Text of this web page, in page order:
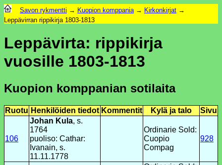
Savon rykmentti → Kuopion komppania→ Kirkonkirjat →
Leppävirran rippikirja 1803-1813
Leppävirta: rippikirja
vuosille 1803-1813
Kuopion komppanian sotilaita
Ruotu Henkilöiden tiedot Kommentit Kylä ja talo Sivu
106
Johan Kula, s.
1764
puoliso: Cathar:
Ivanain, s.
11.11.1778
Ordinarie Sold:
Cuopio
Compag
928